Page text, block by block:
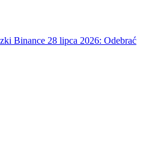
Binance 28 lipca 2026: Odebrać